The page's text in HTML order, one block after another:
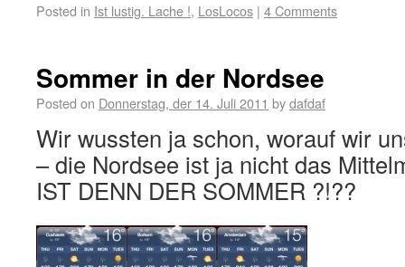
Posted in Ist lustig. Lache !, LosLocos | 4 Comments
Sommer in der Nordsee
Posted on Donnerstag, der 14. Juli 2011 bydafdaf
Wir wussten ja schon, worauf wir
– die Nordsee ist ja nicht das
IST DENN DER SOMMER ?!??